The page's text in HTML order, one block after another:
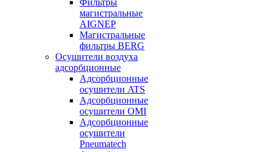
Фильтры
магистральные
AIGNEP
Магистральные
фильтры BERG
Осушители воздуха
адсорбционные
Адсорбционные
осушители ATS
Адсорбционные
осушители OMI
Адсорбционные
осушители
Pneumatech